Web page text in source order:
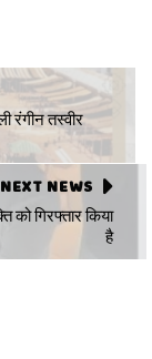
रंगीन तस्वीर
NEXT NEWS
गिरफ्तार किया
है